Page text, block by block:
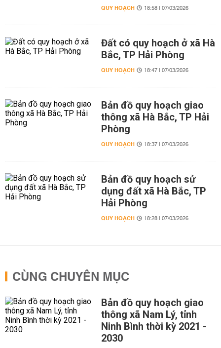
QUY HOẠCH 18:58 | 07/03/2026
Đất có quy hoạch ở xã Hà
Bắc, TP Hải Phòng
QUY HOẠCH 18:47 | 07/03/2026
Bản đồ quy hoạch giao
thông xã Hà Bắc, TP Hải
Phòng
QUY HOẠCH 18:37 | 07/03/2026
Bản đồ quy hoạch sử
dụng đất xã Hà Bắc, TP
Hải Phòng
QUY HOẠCH 18:28 | 07/03/2026
CÙNG CHUYÊN MỤC
Bản đồ quy hoạch giao
thông xã Nam Lý, tỉnh
Ninh Bình thời kỳ 2021 -
2030